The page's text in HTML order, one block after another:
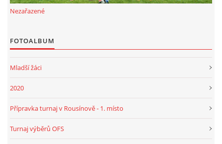
č.ú. 3227086359 / 0800
© 2026 eStránky.cz |RSS
Nezařazené
FOTOALBUM
Mladší žáci
2020
Přípravka turnaj v Rousínově - 1. místo
Turnaj výběrů OFS